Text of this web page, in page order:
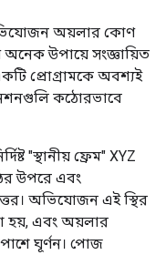
অভিযোজন অয়লার কোণ
অনেক উপায়ে সংজ্ঞায়িত
প্রোগ্রামকে অবশ্যই
কঠোরভাবে
"স্থানীয় ফ্রেম" XYZ
উপরে এবং
অভিযোজন এই স্থির
হয়, এবং অয়লার
ঘূর্ণন। পোজ